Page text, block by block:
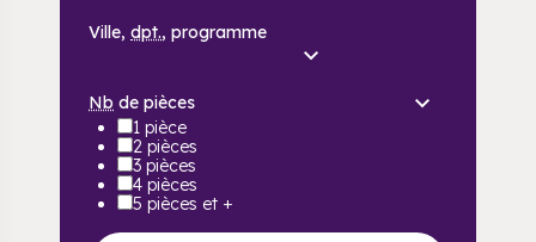
Ville, dpt., programme
Nb de pièces
1 pièce
2 pièces
3 pièces
4 pièces
5 pièces et +